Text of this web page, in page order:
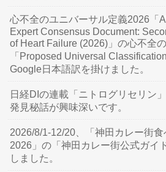
心不全のユニバーサル定義2026「
Expert Consensus Document:
of Heart Failure (2026)」の心不全
「Proposed Universal
Google日本語訳を掛けました。
日経DIの連載「ニトログリセリン
発見秘話が興味深いです。
2026/8/1-12/20、「神田カレー街
2026」の「神田カレー街公式ガイ
しました。